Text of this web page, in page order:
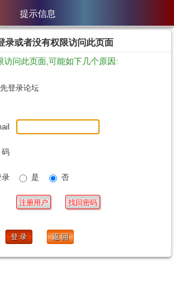
提示信息
录或者没有权限访问此页面
访问此页面,可能如下几个原因:
登录论坛
录 是 否